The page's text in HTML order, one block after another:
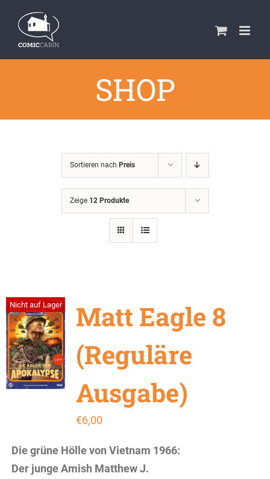
Inhalt
springen
SHOP
Sortieren nach Preis
Zeige 12 Produkte
Nicht auf Lager
Matt Eagle 8
(Reguläre
Ausgabe)
€6,00
Die grüne Hölle von Vietnam 1966:
Der junge Amish Matthew J.